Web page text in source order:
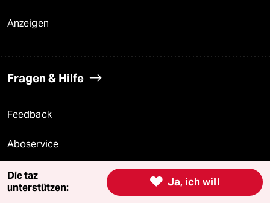
Anzeigen
Fragen & Hilfe
Feedback
Aboservice
ePaper Login
 Ja, ich will
Die taz
unterstützen: